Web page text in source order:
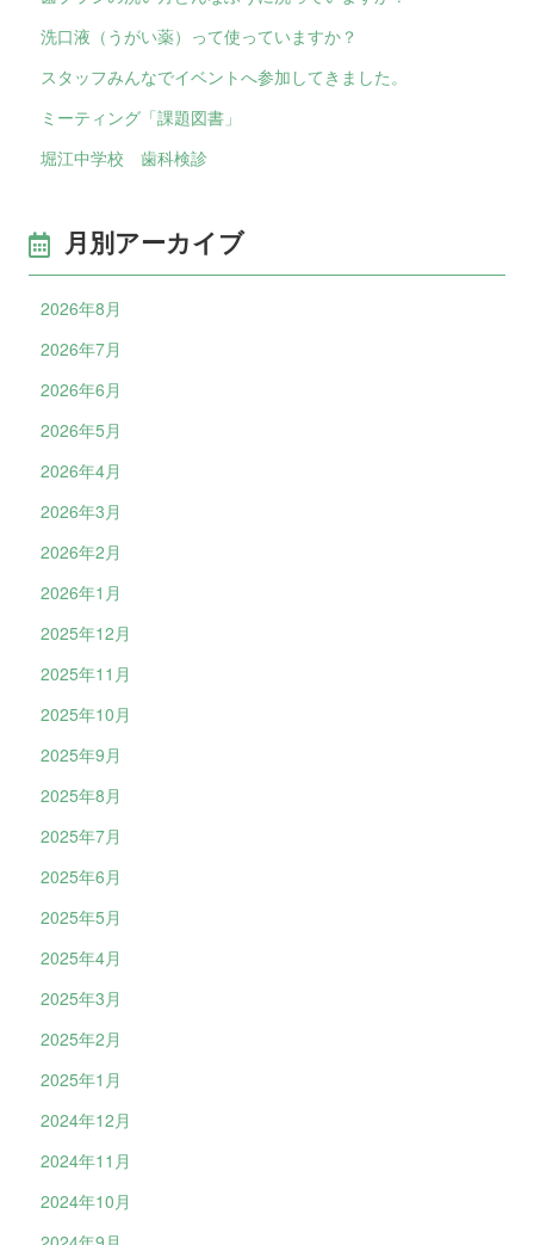
洗口液（うがい薬）って使っていますか？
スタッフみんなでイベントへ参加してきました。
ミーティング「課題図書」
堀江中学校 歯科検診
月別アーカイブ
2026年8月
2026年7月
2026年6月
2026年5月
2026年4月
2026年3月
2026年2月
2026年1月
2025年12月
2025年11月
2025年10月
2025年9月
2025年8月
2025年7月
2025年6月
2025年5月
2025年4月
2025年3月
2025年2月
2025年1月
2024年12月
2024年11月
2024年10月